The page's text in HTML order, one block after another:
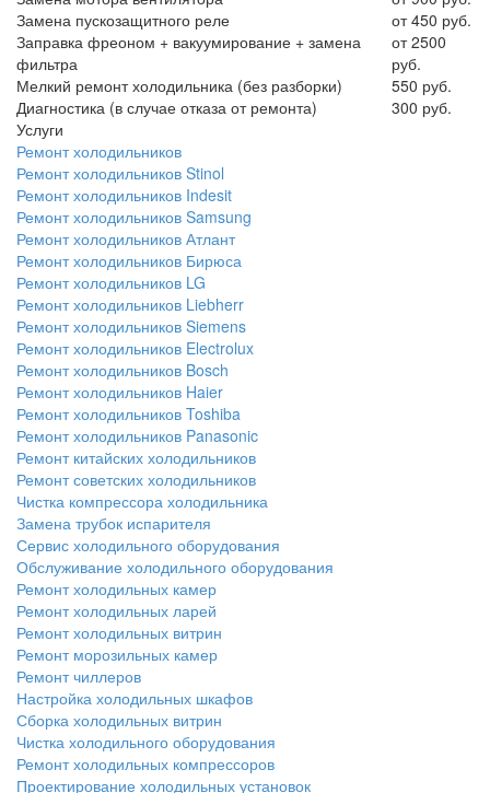
Замена пускозащитного реле
от 450 руб.
Заправка фреоном + вакуумирование + замена
фильтра
от 2500
руб.
Мелкий ремонт холодильника (без разборки)
550 руб.
Диагностика (в случае отказа от ремонта)
300 руб.
Услуги
Ремонт холодильников
Ремонт холодильников Stinol
Ремонт холодильников Indesit
Ремонт холодильников Samsung
Ремонт холодильников Атлант
Ремонт холодильников Бирюса
Ремонт холодильников LG
Ремонт холодильников Liebherr
Ремонт холодильников Siemens
Ремонт холодильников Electrolux
Ремонт холодильников Bosch
Ремонт холодильников Haier
Ремонт холодильников Toshiba
Ремонт холодильников Panasonic
Ремонт китайских холодильников
Ремонт советских холодильников
Чистка компрессора холодильника
Замена трубок испарителя
Сервис холодильного оборудования
Обслуживание холодильного оборудования
Ремонт холодильных камер
Ремонт холодильных ларей
Ремонт холодильных витрин
Ремонт морозильных камер
Ремонт чиллеров
Настройка холодильных шкафов
Сборка холодильных витрин
Чистка холодильного оборудования
Ремонт холодильных компрессоров
Проектирование холодильных установок